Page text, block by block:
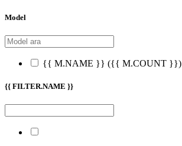
Model
{{ M.NAME }} ({{ M.COUNT }})
{{ FILTER.NAME }}